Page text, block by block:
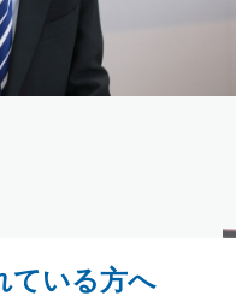
ている方へ